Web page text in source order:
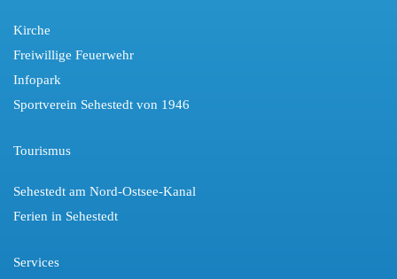
Kirche
Freiwillige Feuerwehr
Infopark
Sportverein Sehestedt von 1946
Tourismus
Sehestedt am Nord-Ostsee-Kanal
Ferien in Sehestedt
Services